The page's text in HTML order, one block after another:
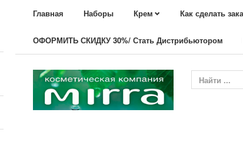
Главная Наборы Крем Как сделать
ОФОРМИТЬ СКИДКУ 30%/ Стать Дистрибьютором